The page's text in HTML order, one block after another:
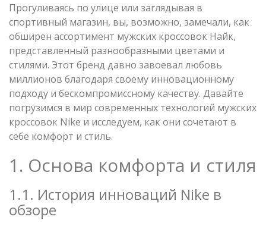
Прогуливаясь по улице или заглядывая в
спортивный магазин, вы, возможно, замечали, как
обширен ассортимент мужских кроссовок Найк,
представленный разнообразными цветами и
стилями. Этот бренд давно завоевал любовь
миллионов благодаря своему инновационному
подходу и бескомпромиссному качеству. Давайте
погрузимся в мир современных технологий мужских
кроссовок Nike и исследуем, как они сочетают в
себе комфорт и стиль.
1. Основа комфорта и стиля
1.1. История инноваций Nike в
обзоре